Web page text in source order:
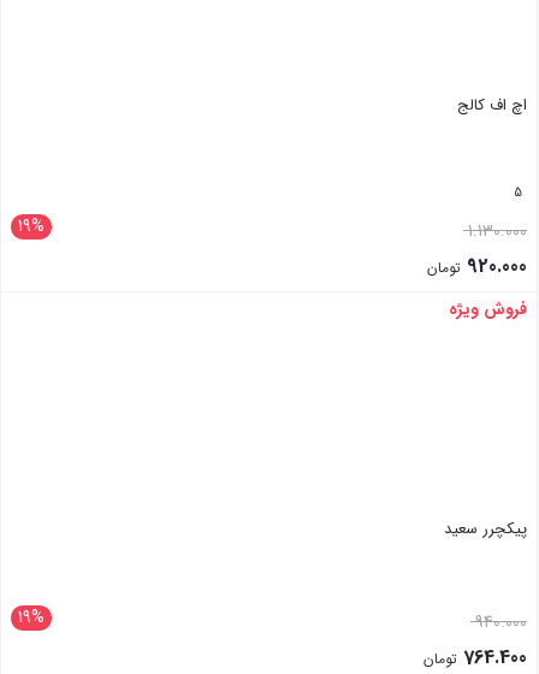
اچ اف کالج
5
19% 1.130.000
920.000 تومان
بستن
فروش ویژه
پیکچرر سعید
19% 940.000
764.400 تومان